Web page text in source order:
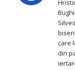
care
din